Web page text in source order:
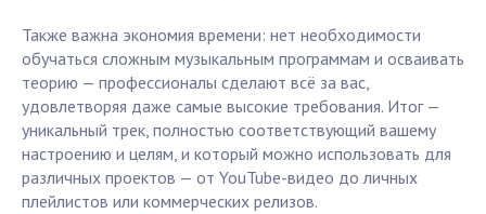
Также важна экономия времени: нет необходимости
обучаться сложным музыкальным программам и осваивать
теорию — профессионалы сделают всё за вас,
удовлетворяя даже самые высокие требования. Итог —
уникальный трек, полностью соответствующий вашему
настроению и целям, и который можно использовать для
различных проектов — от YouTube-видео до личных
плейлистов или коммерческих релизов.